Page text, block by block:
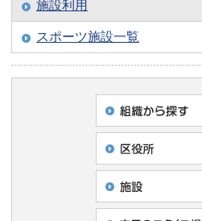
施設利用
スポーツ施設一覧